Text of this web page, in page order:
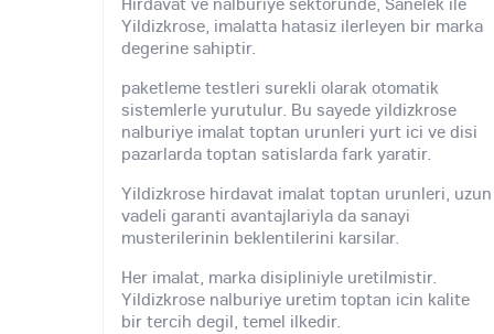
Yildizkrose, imalatta hatasiz ilerleyen bir marka
degerine sahiptir.
paketleme testleri surekli olarak otomatik
sistemlerle yurutulur. Bu sayede yildizkrose
nalburiye imalat toptan urunleri yurt ici ve disi
pazarlarda toptan satislarda fark yaratir.
Yildizkrose hirdavat imalat toptan urunleri, uzun
vadeli garanti avantajlariyla da sanayi
musterilerinin beklentilerini karsilar.
Her imalat, marka disipliniyle uretilmistir.
Yildizkrose nalburiye uretim toptan icin kalite
bir tercih degil, temel ilkedir.